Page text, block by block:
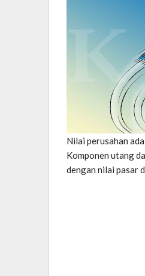
Nilai perusahan
Komponen utang
dengan nilai pasar